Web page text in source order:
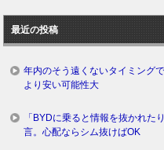
ロ
グ
最近の投稿
年内のそう遠くないタイミング
より安い可能性大
「BYDに乗ると情報を抜かれた
言。心配ならシム抜けばOK